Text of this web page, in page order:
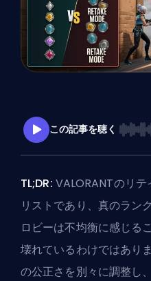
この記事を聴く
TL;DR: VALORANTのリ
リストであり、真のラン
ロビーは不均衡に感じる
壊れているわけではあり
の公正さを別々に調整し